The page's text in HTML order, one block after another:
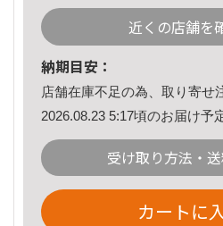
近くの店舗を
納期目安：
店舗在庫不足の為、取り寄せ
2026.08.23 5:17頃のお届け予
受け取り方法・
カートに